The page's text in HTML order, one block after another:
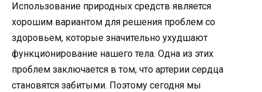
Использование природных средств является
хорошим вариантом для решения проблем со
здоровьем, которые значительно ухудшают
функционирование нашего тела. Одна из этих
проблем заключается в том, что артерии сердца
становятся забитыми. Поэтому сегодня мы